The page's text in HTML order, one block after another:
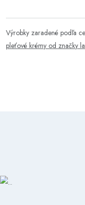
Výrobky zaradené podľa
pleťové krémy od značky